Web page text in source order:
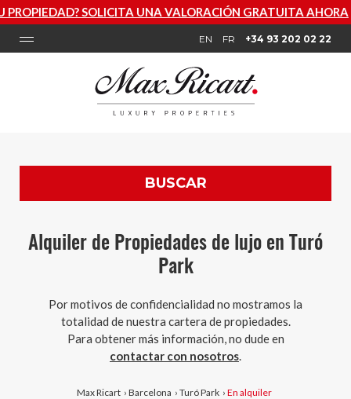
UNA VALORACIÓN GRATUITA AHORA
EN FR +34 93 202 02 22
BUSCAR
Alquiler de Propiedades de lujo en Turó
Park
Por motivos de confidencialidad no mostramos la
totalidad de nuestra cartera de propiedades.
Para obtener más información, no dude en
contactar con nosotros.
Max Ricart › Barcelona › Turó Park › En alquiler